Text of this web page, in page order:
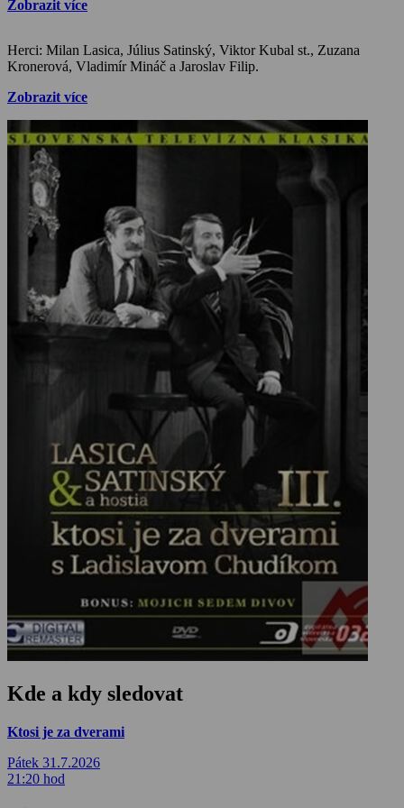
Zobrazit více
Herci: Milan Lasica, Július Satinský, Viktor Kubal st., Zuzana
Kronerová, Vladimír Mináč a Jaroslav Filip.
Zobrazit více
Kde a kdy sledovat
Ktosi je za dverami
Pátek 31.7.2026
21:20 hod